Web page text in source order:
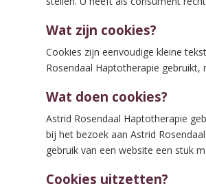
Wat zijn cookies?
Cookies zijn eenvoudige kleine
Rosendaal Haptotherapie gebruikt,
Wat doen cookies?
Astrid Rosendaal Haptotherapie
bij het bezoek aan Astrid
gebruik van een website een stuk
Cookies uitzetten?